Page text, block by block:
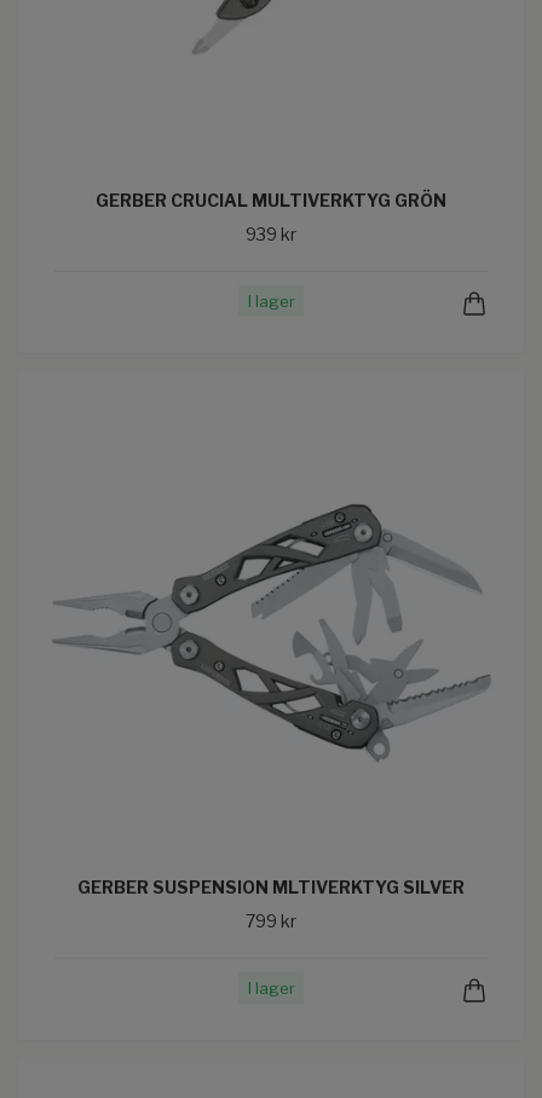
GERBER CRUCIAL MULTIVERKTYG GRÖN
939 kr
I lager
GERBER SUSPENSION MLTIVERKTYG SILVER
799 kr
I lager